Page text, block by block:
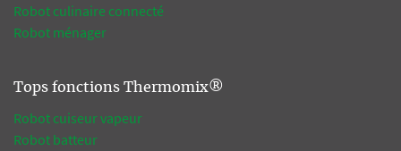
Robot culinaire connecté
Robot ménager
Tops fonctions Thermomix®
Robot cuiseur vapeur
Robot batteur